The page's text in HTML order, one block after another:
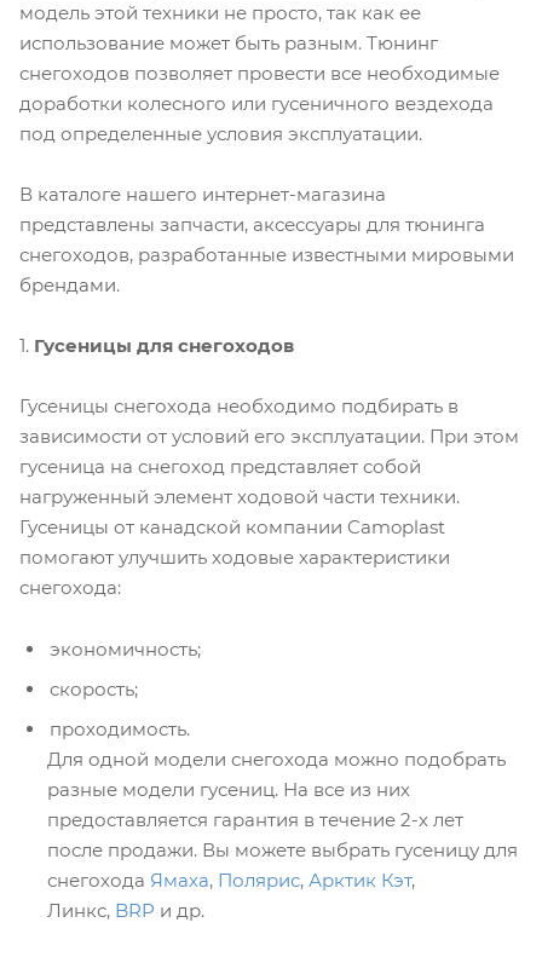
модель этой техники не просто, так как ее
использование может быть разным. Тюнинг
снегоходов позволяет провести все необходимые
доработки колесного или гусеничного вездехода
под определенные условия эксплуатации.
В каталоге нашего интернет-магазина
представлены запчасти, аксессуары для тюнинга
снегоходов, разработанные известными мировыми
брендами.
1. Гусеницы для снегоходов
Гусеницы снегохода необходимо подбирать в
зависимости от условий его эксплуатации. При этом
гусеница на снегоход представляет собой
нагруженный элемент ходовой части техники.
Гусеницы от канадской компании Camoplast
помогают улучшить ходовые характеристики
снегохода:
экономичность;
скорость;
проходимость.
Для одной модели снегохода можно подобрать
разные модели гусениц. На все из них
предоставляется гарантия в течение 2-х лет
после продажи. Вы можете выбрать гусеницу для
снегохода Ямаха, Полярис, Арктик Кэт,
Линкс, BRP и др.